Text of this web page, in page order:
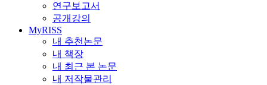
연구보고서
공개강의
MyRISS
내 추천논문
내 책장
내 최근 본 논문
내 저작물관리